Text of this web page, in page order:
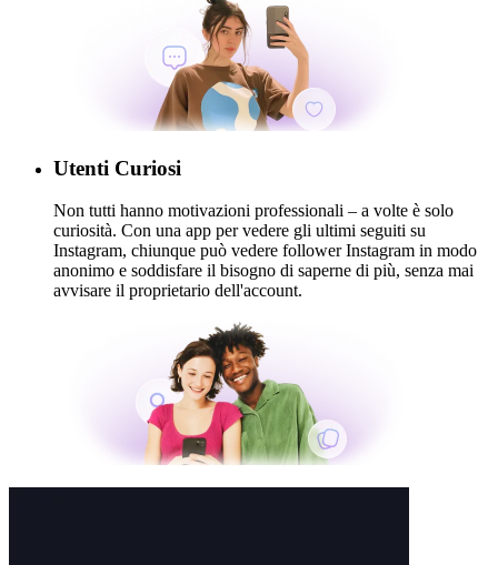
Utenti Curiosi
Non tutti hanno motivazioni professionali – a volte è solo
curiosità. Con una app per vedere gli ultimi seguiti su
Instagram, chiunque può vedere follower Instagram in modo
anonimo e soddisfare il bisogno di saperne di più, senza mai
avvisare il proprietario dell'account.